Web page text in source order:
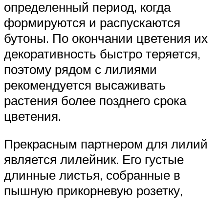
определенный период, когда
формируются и распускаются
бутоны. По окончании цветения их
декоративность быстро теряется,
поэтому рядом с лилиями
рекомендуется высаживать
растения более позднего срока
цветения.
Прекрасным партнером для лилий
является лилейник. Его густые
длинные листья, собранные в
пышную прикорневую розетку,